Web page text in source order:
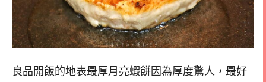
良品開飯的地表最厚月亮蝦餅因為厚度驚人，最好